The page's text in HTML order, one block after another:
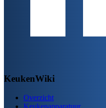
KeukenWiki
Overzicht
Keukenapparatuur